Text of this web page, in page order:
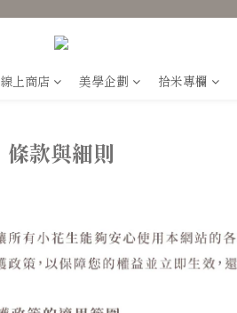
線上商店 美學企劃 拾米專欄
條款與細則